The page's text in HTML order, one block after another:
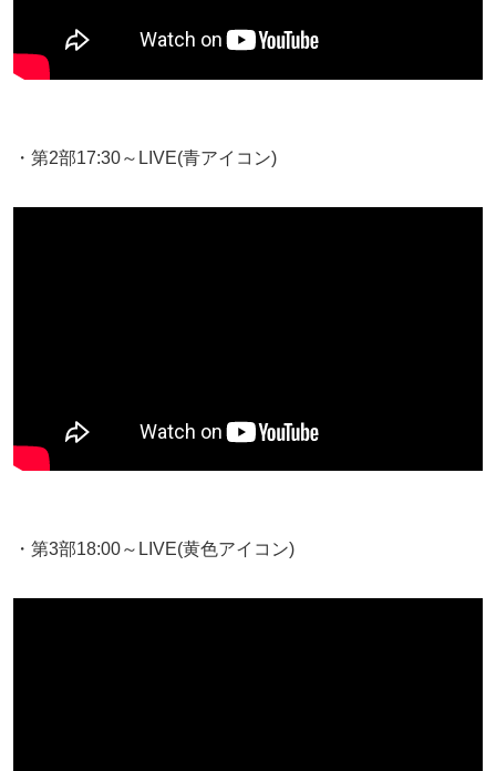
・第2部17:30～LIVE(青アイコン)
・第3部18:00～LIVE(黄色アイコン)